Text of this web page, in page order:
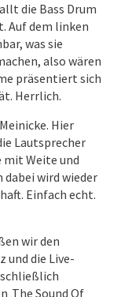
die Bass Drum
Auf dem linken
was sie
also wären
präsentiert sich
Herrlich.
Hier
Lautsprecher
mit Weite und
dabei wird wieder
Einfach echt.
wir den
und die Live-
‚The Sound Of